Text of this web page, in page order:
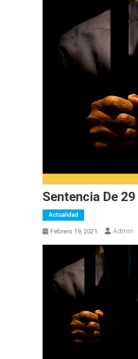
Sentencia De
Actualidad
Febrero 19, 2021 Admin